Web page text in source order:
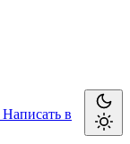
Написать в